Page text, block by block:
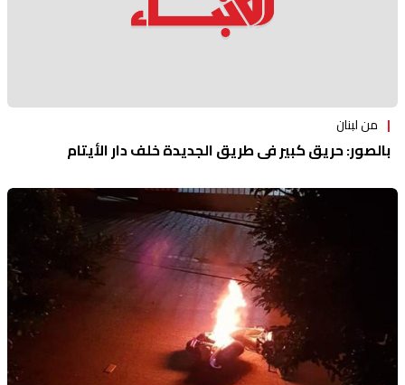
من لبنان
بالصور: حريق كبير في طريق الجديدة خلف دار الأيتام